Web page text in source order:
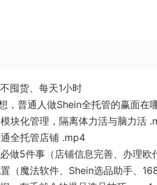
囤货、每天1小时
，普通人做Shein全托管的赢面在
块化管理，隔离体力活与脑力活
全托管店铺 .mp4
做5件事（店铺信息完善、办理
（魔法软件、Shein选品助手、